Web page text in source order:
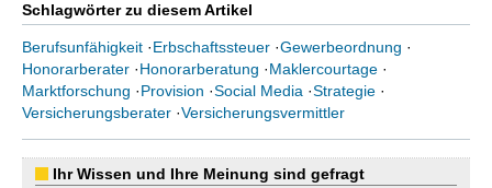
Schlagwörter zu diesem Artikel
Berufsunfähigkeit ·Erbschaftssteuer ·Gewerbeordnung ·
Honorarberater ·Honorarberatung ·Maklercourtage ·
Marktforschung ·Provision ·Social Media ·Strategie ·
Versicherungsberater ·Versicherungsvermittler
Ihr Wissen und Ihre Meinung sind gefragt